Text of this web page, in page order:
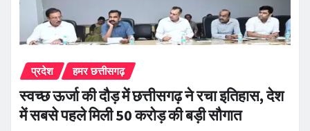
प्रदेश हमर छत्तीसगढ़
स्वच्छ ऊर्जा की दौड़ में छत्तीसगढ़ ने रचा इतिहास, देश
में सबसे पहले मिली 50 करोड़ की बड़ी सौगात